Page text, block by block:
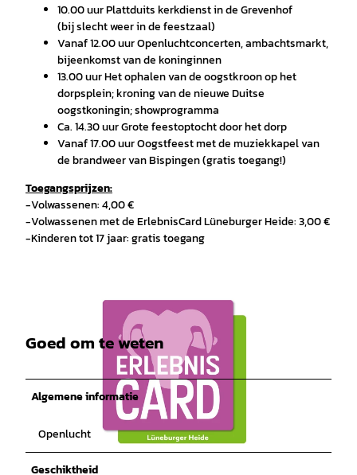
10.00 uur Plattduits kerkdienst in de Grevenhof
(bij slecht weer in de feestzaal)
Vanaf 12.00 uur Openluchtconcerten, ambachtsmarkt,
bijeenkomst van de koninginnen
13.00 uur Het ophalen van de oogstkroon op het
dorpsplein; kroning van de nieuwe Duitse
oogstkoningin; showprogramma
Ca. 14.30 uur Grote feestoptocht door het dorp
Vanaf 17.00 uur Oogstfeest met de muziekkapel van
de brandweer van Bispingen (gratis toegang!)
Toegangsprijzen:
-Volwassenen: 4,00 €
-Volwassenen met de ErlebnisCard Lüneburger Heide: 3,00 €
-Kinderen tot 17 jaar: gratis toegang
© ErlebnisCard Lüneburger Heide, Bispingen Touristik e.V. |CC-BY-SA
Goed om te weten
Algemene informatie
Openlucht
Geschiktheid